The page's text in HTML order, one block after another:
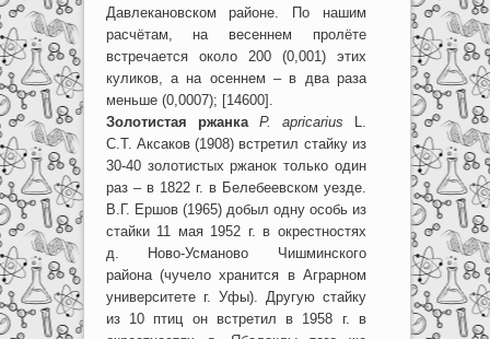
Давлекановском районе. По нашим
расчётам, на весеннем пролёте
встречается около 200 (0,001) этих
куликов, а на осеннем – в два раза
меньше (0,0007); [14600].
Золотистая ржанка P. apricarius
С.Т. Аксаков (1908) встретил стайку из
30-40 золотистых ржанок только один
раз – в 1822 г. в Белебеевском уезде.
В.Г. Ершов (1965) добыл одну особь из
стайки 11 мая 1952 г. в окрестностях
д. Ново-Усманово Чишминского
района (чучело хранится в Аграрном
университете г. Уфы). Другую стайку
из 10 птиц он встретил в 1958 г. в